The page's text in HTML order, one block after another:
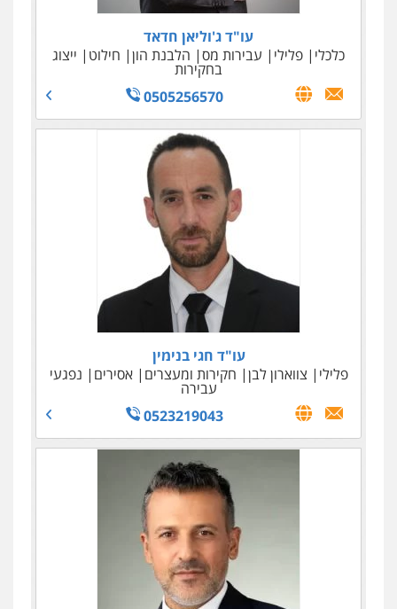
עו"ד ג'וליאן חדאד
כלכלי
פלילי עבירות מס הלבנת הון חילוט ייצוג
בחקירות
0505256570
עו"ד חגי בנימין
פלילי
צווארון לבן חקירות ומעצרים אסירים נפגעי
עבירה
0523219043
גולדמן ושות' – משרד עו"ד
עבירות מס
036966733
עו"ד אלי סרור
פשיטות רגל
אזרחי
0522614884
עו"ד טליה גרידיש
צבאי
עורכי דין לענייני אסירים
0523307111